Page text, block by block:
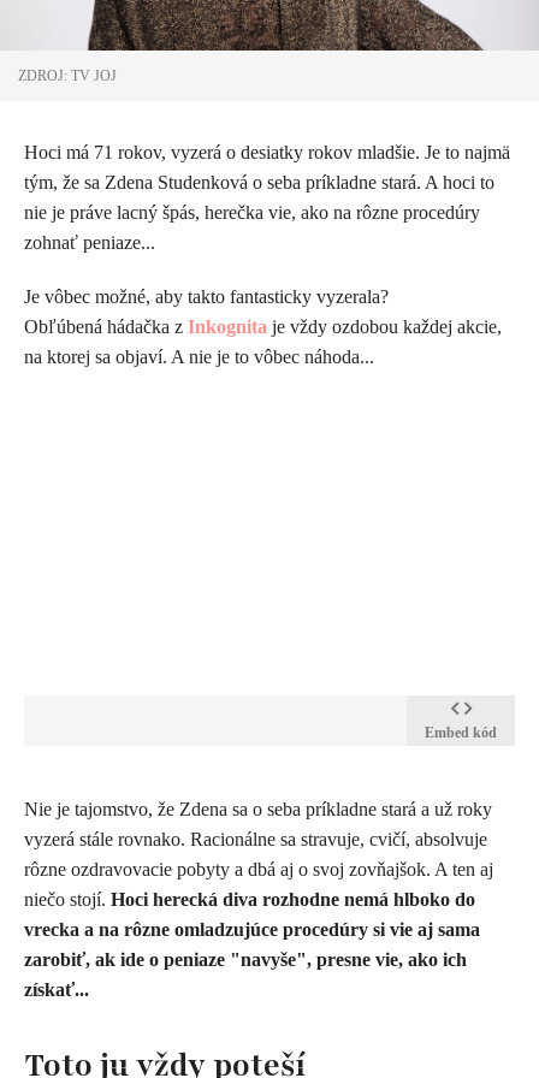
ZDROJ: TV JOJ
Hoci má 71 rokov, vyzerá o desiatky rokov mladšie. Je to najmä
tým, že sa Zdena Studenková o seba príkladne stará. A hoci to
nie je práve lacný špás, herečka vie, ako na rôzne procedúry
zohnať peniaze...
Je vôbec možné, aby takto fantasticky vyzerala?
Obľúbená hádačka z Inkognita je vždy ozdobou každej akcie,
na ktorej sa objaví. A nie je to vôbec náhoda...
Embed kód
​Nie je tajomstvo, že Zdena sa o seba príkladne stará a už roky
vyzerá stále rovnako. Racionálne sa stravuje, cvičí, absolvuje
rôzne ozdravovacie pobyty a dbá aj o svoj zovňajšok. A ten aj
niečo stojí. Hoci herecká diva rozhodne nemá hlboko do
vrecka a na rôzne omladzujúce procedúry si vie aj sama
zarobiť, ak ide o peniaze "navyše", presne vie, ako ich
získať...
Toto ju vždy poteší